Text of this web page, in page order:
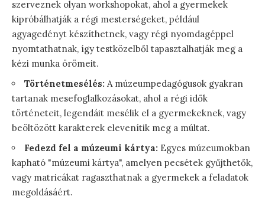
szerveznek olyan workshopokat, ahol a gyermekek
kipróbálhatják a régi mesterségeket, például
agyagedényt készíthetnek, vagy régi nyomdagéppel
nyomtathatnak, így testközelből tapasztalhatják meg a
kézi munka örömeit.
Történetmesélés: A múzeumpedagógusok gyakran
tartanak mesefoglalkozásokat, ahol a régi idők
történeteit, legendáit mesélik el a gyermekeknek, vagy
beöltözött karakterek elevenítik meg a múltat.
Fedezd fel a múzeumi kártya: Egyes múzeumokban
kapható "múzeumi kártya", amelyen pecsétek gyűjthetők,
vagy matricákat ragaszthatnak a gyermekek a feladatok
megoldásáért.